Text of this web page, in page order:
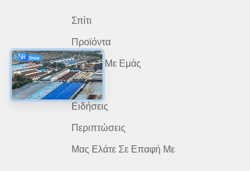
Σπίτι
Προϊόντα
Σχετικά Με Εμάς
Βίντεο
Ειδήσεις
Περιπτώσεις
Μας Ελάτε Σε Επαφή Με